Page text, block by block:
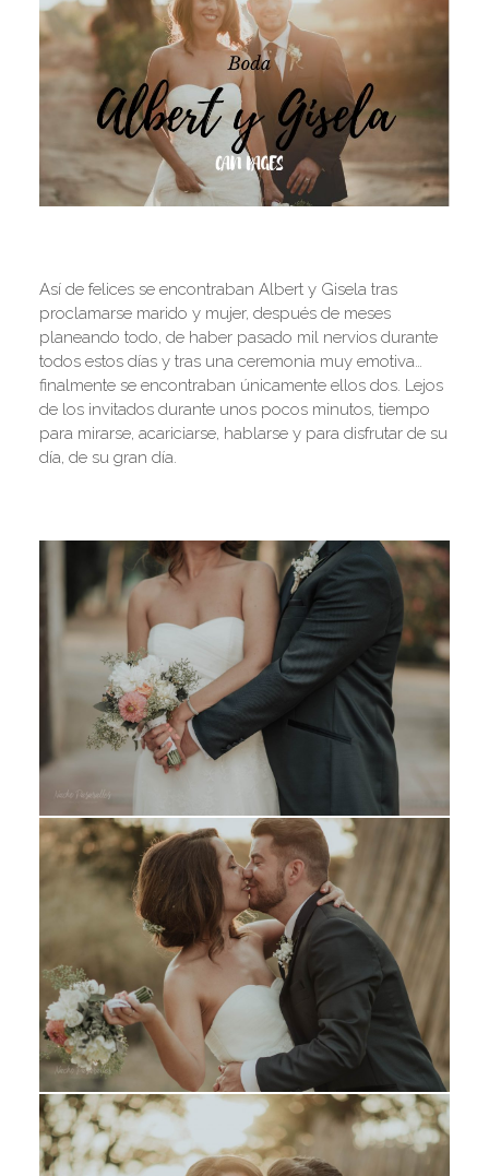
Así de felices se encontraban Albert y Gisela tras
proclamarse marido y mujer, después de meses
planeando todo, de haber pasado mil nervios durante
todos estos días y tras una ceremonia muy emotiva…
finalmente se encontraban únicamente ellos dos. Lejos
de los invitados durante unos pocos minutos, tiempo
para mirarse, acariciarse, hablarse y para disfrutar de su
día, de su gran día.